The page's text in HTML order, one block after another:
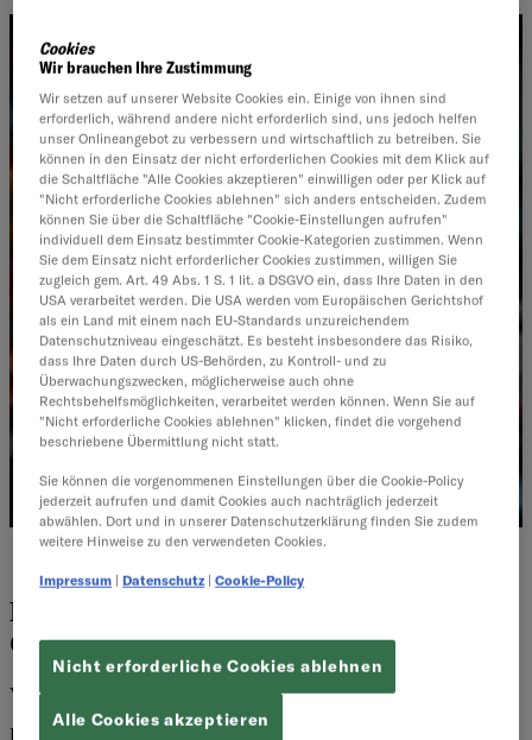
Ersatzteilmanagement mit der SAP
Commerce Cloud
Von
7 Minuten Lesezeit
Ein besseres Kundenerlebnis und weniger Aufwand:
Cookies
Wir brauchen Ihre Zustimmung
Wir setzen auf unserer Website Cookies ein. Einige von ihnen sind
erforderlich, während andere nicht erforderlich sind, uns jedoch helfen
unser Onlineangebot zu verbessern und wirtschaftlich zu betreiben. Sie
können in den Einsatz der nicht erforderlichen Cookies mit dem Klick auf
die Schaltfläche "Alle Cookies akzeptieren" einwilligen oder per Klick auf
"Nicht erforderliche Cookies ablehnen" sich anders entscheiden. Zudem
können Sie über die Schaltfläche "Cookie-Einstellungen aufrufen"
individuell dem Einsatz bestimmter Cookie-Kategorien zustimmen. Wenn
Sie dem Einsatz nicht erforderlicher Cookies zustimmen, willigen Sie
zugleich gem. Art. 49 Abs. 1 S. 1 lit. a DSGVO ein, dass Ihre Daten in den
USA verarbeitet werden. Die USA werden vom Europäischen Gerichtshof
als ein Land mit einem nach EU-Standards unzureichendem
Datenschutzniveau eingeschätzt. Es besteht insbesondere das Risiko,
dass Ihre Daten durch US-Behörden, zu Kontroll- und zu
Überwachungszwecken, möglicherweise auch ohne
Rechtsbehelfsmöglichkeiten, verarbeitet werden können. Wenn Sie auf
"Nicht erforderliche Cookies ablehnen" klicken, findet die vorgehend
beschriebene Übermittlung nicht statt.
Sie können die vorgenommenen Einstellungen über die Cookie-Policy
jederzeit aufrufen und damit Cookies auch nachträglich jederzeit
abwählen. Dort und in unserer Datenschutzerklärung finden Sie zudem
weitere Hinweise zu den verwendeten Cookies.
Impressum |Datenschutz|Cookie-Policy
Nicht erforderliche Cookies ablehnen
Alle Cookies akzeptieren